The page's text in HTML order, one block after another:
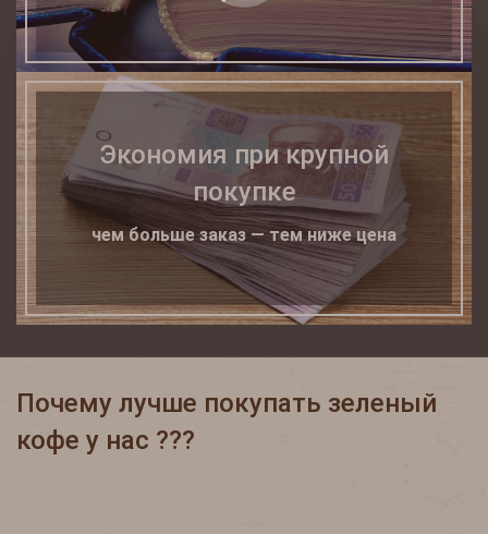
Экономия при крупной
покупке
чем больше заказ — тем ниже цена
Почему лучше покупать зеленый
кофе у нас ???